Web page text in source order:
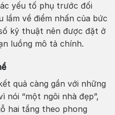
yếu tố phụ trước đối
về điểm nhấn của bức
kỹ thuật nên được đặt ở
luồng mô tả chính.
quả càng gần với những
nói “một ngôi nhà đẹp”,
hai tầng theo phong